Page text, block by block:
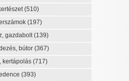
(510)
(197)
gazdabolt(139)
bútor (367)
kertápolás (717)
(393)